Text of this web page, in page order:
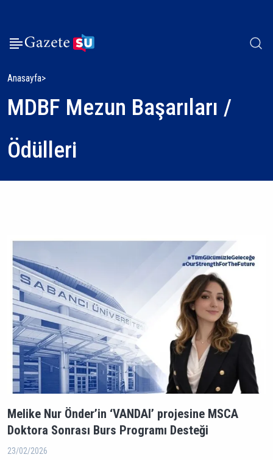
Anasayfa
MDBF Mezun Başarıları /
Ödülleri
Melike Nur Önder’in ‘VANDAI’ projesine MSCA
Doktora Sonrası Burs Programı Desteği
23/02/2026